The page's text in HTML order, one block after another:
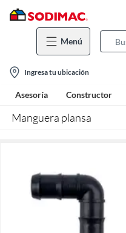
Menú
location-
icon
Ingresa tu ubicación
Asesoría Constructor
Manguera plansa